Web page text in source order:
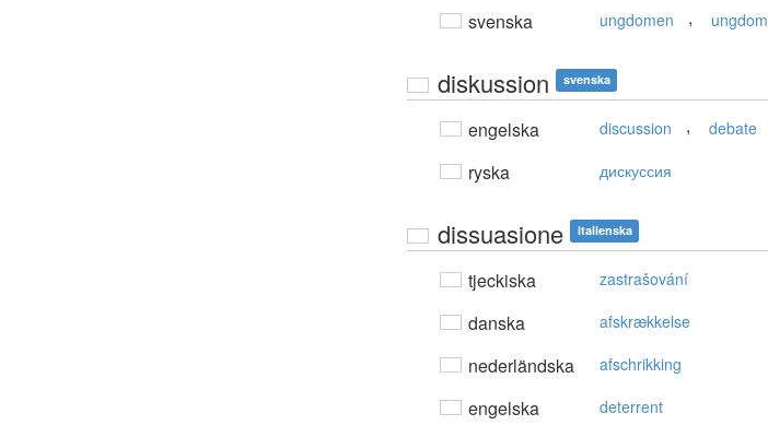
svenska ungdomen , ungdom
diskussion svenska
engelska discussion , debate
ryska дискуссия
dissuasione italienska
tjeckiska zastrašování
danska afskrækkelse
nederländska afschrikking
engelska deterrent